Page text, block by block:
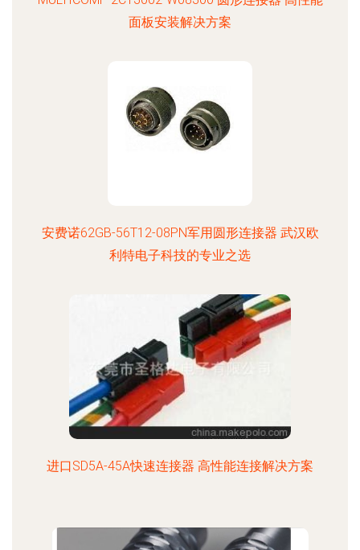
面板安装解决方案
安费诺62GB-56T12-08PN军用圆形连接器 武汉欧
利特电子科技的专业之选
进口SD5A-45A快速连接器 高性能连接解决方案